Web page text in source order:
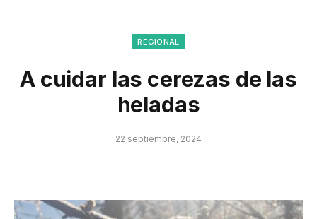
REGIONAL
A cuidar las cerezas de las
heladas
22 septiembre, 2024